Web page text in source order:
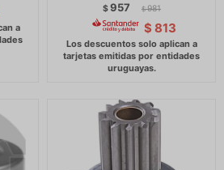
$957 $ 981
$ 813